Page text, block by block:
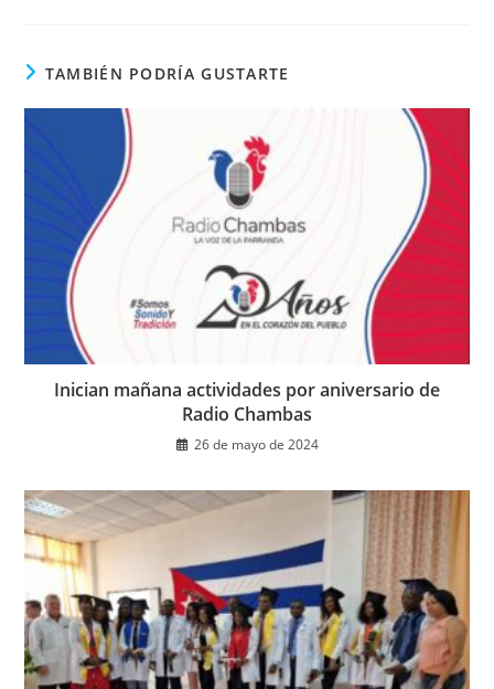
TAMBIÉN PODRÍA GUSTARTE
Inician mañana actividades por aniversario de
Radio Chambas
26 de mayo de 2024